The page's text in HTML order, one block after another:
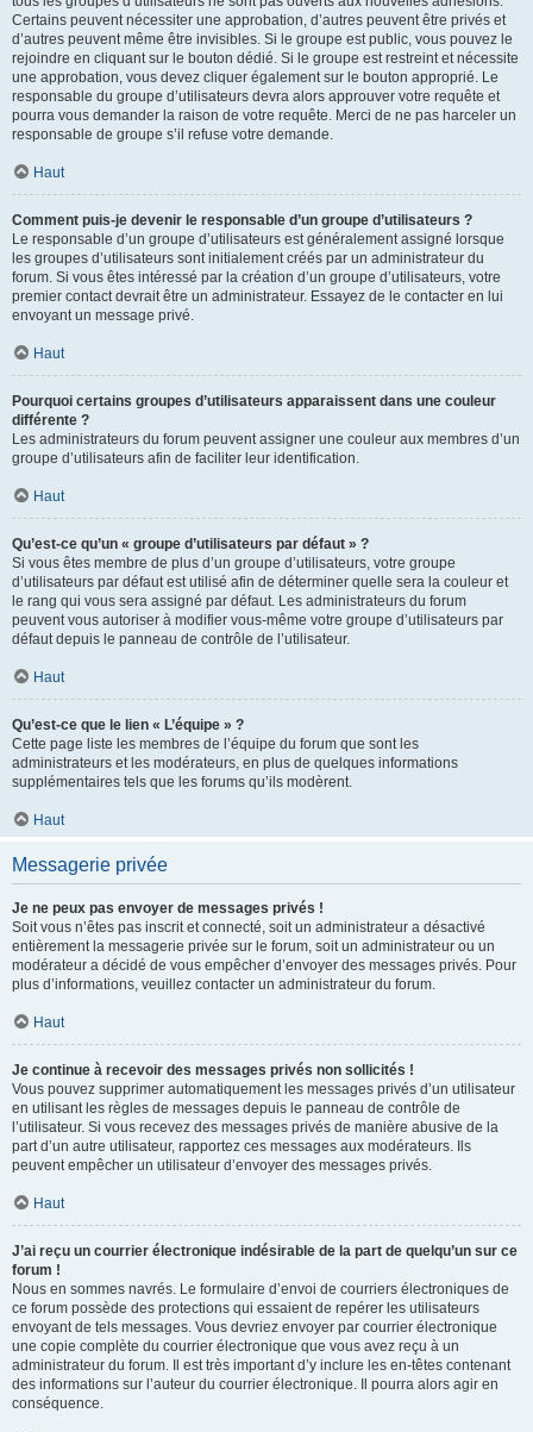
Certains peuvent nécessiter une approbation, d’autres peuvent être privés et
d’autres peuvent même être invisibles. Si le groupe est public, vous pouvez le
rejoindre en cliquant sur le bouton dédié. Si le groupe est restreint et nécessite
une approbation, vous devez cliquer également sur le bouton approprié. Le
responsable du groupe d’utilisateurs devra alors approuver votre requête et
pourra vous demander la raison de votre requête. Merci de ne pas harceler un
responsable de groupe s’il refuse votre demande.
Haut
Comment puis-je devenir le responsable d’un groupe d’utilisateurs ?
Le responsable d’un groupe d’utilisateurs est généralement assigné lorsque
les groupes d’utilisateurs sont initialement créés par un administrateur du
forum. Si vous êtes intéressé par la création d’un groupe d’utilisateurs, votre
premier contact devrait être un administrateur. Essayez de le contacter en lui
envoyant un message privé.
Haut
Pourquoi certains groupes d’utilisateurs apparaissent dans une couleur
différente ?
Les administrateurs du forum peuvent assigner une couleur aux membres d’un
groupe d’utilisateurs afin de faciliter leur identification.
Haut
Qu’est-ce qu’un « groupe d’utilisateurs par défaut » ?
Si vous êtes membre de plus d’un groupe d’utilisateurs, votre groupe
d’utilisateurs par défaut est utilisé afin de déterminer quelle sera la couleur et
le rang qui vous sera assigné par défaut. Les administrateurs du forum
peuvent vous autoriser à modifier vous-même votre groupe d’utilisateurs par
défaut depuis le panneau de contrôle de l’utilisateur.
Haut
Qu’est-ce que le lien « L’équipe » ?
Cette page liste les membres de l’équipe du forum que sont les
administrateurs et les modérateurs, en plus de quelques informations
supplémentaires tels que les forums qu’ils modèrent.
Haut
Messagerie privée
Je ne peux pas envoyer de messages privés !
Soit vous n’êtes pas inscrit et connecté, soit un administrateur a désactivé
entièrement la messagerie privée sur le forum, soit un administrateur ou un
modérateur a décidé de vous empêcher d’envoyer des messages privés. Pour
plus d’informations, veuillez contacter un administrateur du forum.
Haut
Je continue à recevoir des messages privés non sollicités !
Vous pouvez supprimer automatiquement les messages privés d’un utilisateur
en utilisant les règles de messages depuis le panneau de contrôle de
l’utilisateur. Si vous recevez des messages privés de manière abusive de la
part d’un autre utilisateur, rapportez ces messages aux modérateurs. Ils
peuvent empêcher un utilisateur d’envoyer des messages privés.
Haut
J’ai reçu un courrier électronique indésirable de la part de quelqu’un sur ce
forum !
Nous en sommes navrés. Le formulaire d’envoi de courriers électroniques de
ce forum possède des protections qui essaient de repérer les utilisateurs
envoyant de tels messages. Vous devriez envoyer par courrier électronique
une copie complète du courrier électronique que vous avez reçu à un
administrateur du forum. Il est très important d’y inclure les en-têtes contenant
des informations sur l’auteur du courrier électronique. Il pourra alors agir en
conséquence.